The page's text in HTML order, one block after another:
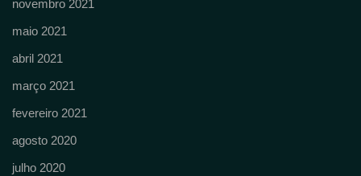
novembro 2021
maio 2021
abril 2021
março 2021
fevereiro 2021
agosto 2020
julho 2020